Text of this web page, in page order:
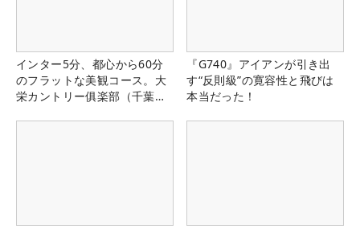
インター5分、都心から60分
のフラットな美観コース。大
栄カントリー俱楽部（千葉
『G740』アイアンが引き出
す“反則級”の寛容性と飛びは
本当だった！